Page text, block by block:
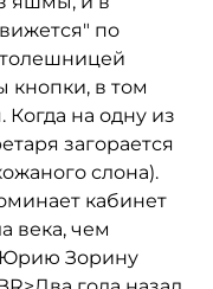
по
кнопки, в том
Когда на одну из
загорается
слона).
кабинет
века, чем
Юрию Зорину